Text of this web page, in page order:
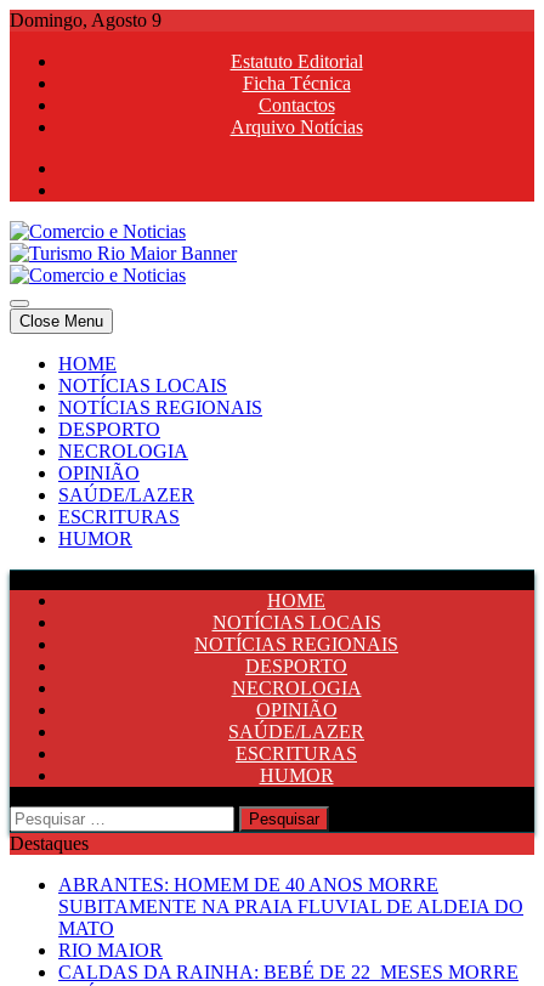
Skip
content
Domingo, Agosto 9
Estatuto Editorial
Ficha Técnica
Contactos
Arquivo Notícias
Comercio e Noticias
Notícias e Publicidade Online
Comercio e Noticias
Notícias e Publicidade Online
Close Menu
HOME
NOTÍCIAS LOCAIS
NOTÍCIAS REGIONAIS
DESPORTO
NECROLOGIA
OPINIÃO
SAÚDE/LAZER
ESCRITURAS
HUMOR
HOME
NOTÍCIAS LOCAIS
NOTÍCIAS REGIONAIS
DESPORTO
NECROLOGIA
OPINIÃO
SAÚDE/LAZER
ESCRITURAS
HUMOR
Pesquisar
por:
Destaques
ABRANTES: HOMEM DE 40 ANOS MORRE
SUBITAMENTE NA PRAIA FLUVIAL DE ALDEIA DO
MATO
RIO MAIOR
CALDAS DA RAINHA: BEBÉ DE 22 MESES MORRE